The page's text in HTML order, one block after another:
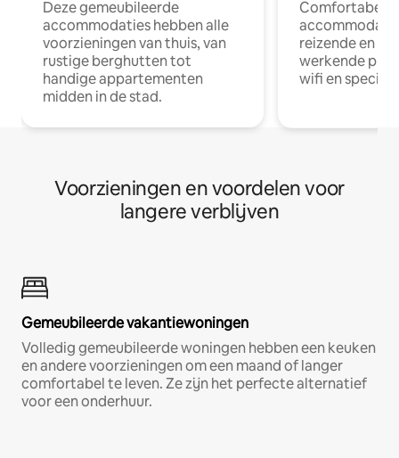
Deze gemeubileerde
accommodaties hebben alle
voorzieningen van thuis, van
rustige berghutten tot
handige appartementen
midden in de stad.
Comfortabele
reizende en
werkende
wifi en
Voorzieningen en voordelen voor
langere verblijven
Gemeubileerde vakantiewoningen
Volledig gemeubileerde woningen hebben een keuken
en andere voorzieningen om een maand of langer
comfortabel te leven. Ze zijn het perfecte alternatief
voor een onderhuur.